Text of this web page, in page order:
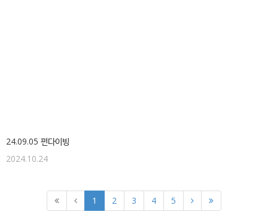
24.09.05 펀다이빙
2024.10.24
1 2 3 4 5